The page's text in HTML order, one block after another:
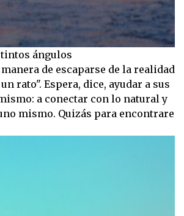
ángulos
de escaparse de la realidad
rato". Espera, dice, ayudar a sus
a conectar con lo natural y
mismo. Quizás para encontrare